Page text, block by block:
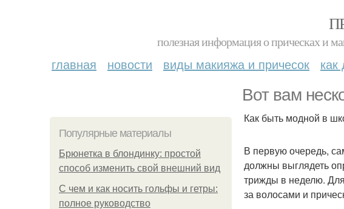
полезная информация о прическах и
главная новости виды макияжа и причесок как
Вот вам
Популярные материалы
Брюнетка в блондинку: простой
способ изменить свой внешний вид
С чем и как носить гольфы и гетры:
полное руководство
Как быть модной в
В первую очередь,
должны выглядеть
трижды в неделю.
за волосами и